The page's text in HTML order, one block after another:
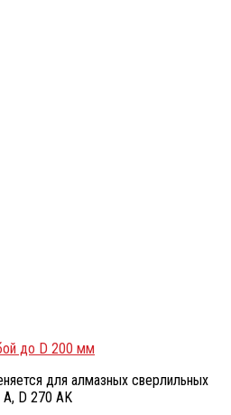
до D 200 мм
для алмазных сверлильных
A, D 270 AK